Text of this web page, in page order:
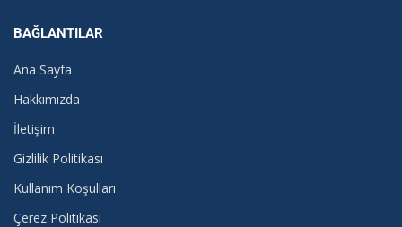
BAĞLANTILAR
Ana Sayfa
Hakkımızda
İletişim
Gizlilik Politikası
Kullanım Koşulları
Çerez Politikası